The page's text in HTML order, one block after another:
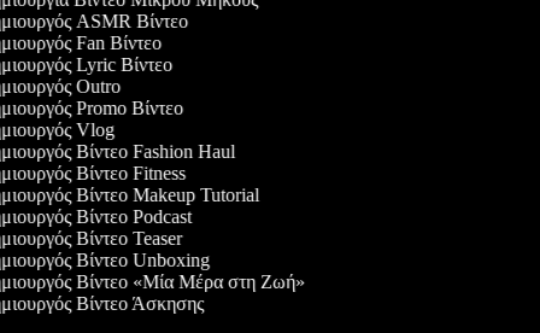
ASMR Βίντεο
Fan Βίντεο
Lyric Βίντεο
Outro
Promo Βίντεο
Vlog
Βίντεο Fashion Haul
Βίντεο Fitness
Βίντεο Makeup Tutorial
Βίντεο Podcast
Βίντεο Teaser
Βίντεο Unboxing
Βίντεο «Μία Μέρα στη Ζωή»
Βίντεο Άσκησης